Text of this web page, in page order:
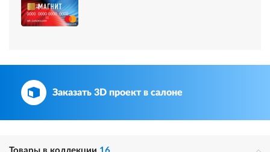
Заказать 3D проект в салоне